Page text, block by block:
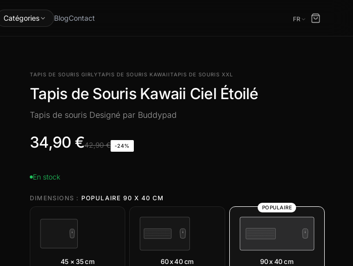
Catégories BlogContact FR
TAPIS DE SOURIS GIRLYTAPIS DE SOURIS KAWAIITAPIS DE SOURIS XXL
Tapis de Souris Kawaii Ciel Étoilé
Tapis de souris Designé par Buddypad
34,90 €42,90 € -24%
En stock
DIMENSIONS : POPULAIRE 90 X 40 CM
45 × 35 cm 60 x 40 cm
POPULAIRE
90 x 40 cm